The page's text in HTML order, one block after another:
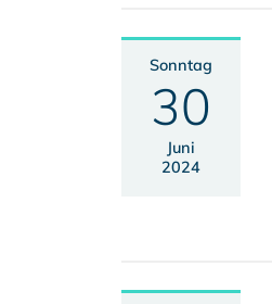
Sonntag
30
Juni
2024